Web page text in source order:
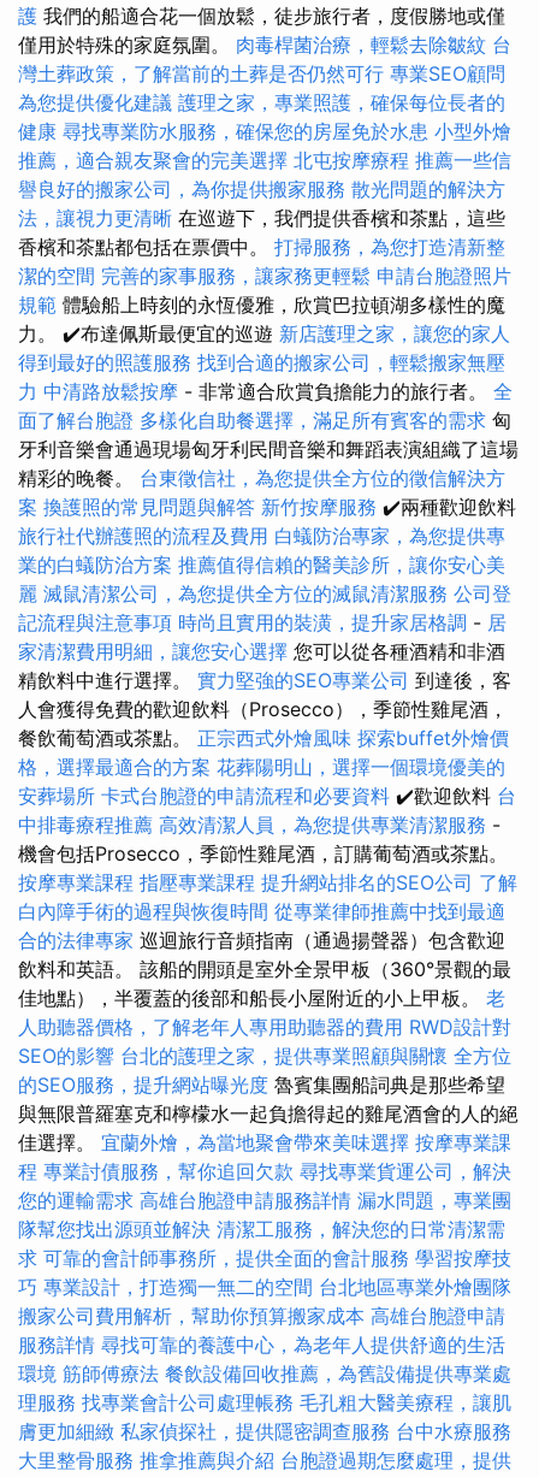
護 我們的船適合花一個放鬆，徒步旅行者，度假勝地或僅
僅用於特殊的家庭氛圍。 肉毒桿菌治療，輕鬆去除皺紋 台
灣土葬政策，了解當前的土葬是否仍然可行 專業SEO顧問
為您提供優化建議 護理之家，專業照護，確保每位長者的
健康 尋找專業防水服務，確保您的房屋免於水患 小型外燴
推薦，適合親友聚會的完美選擇 北屯按摩療程 推薦一些信
譽良好的搬家公司，為你提供搬家服務 散光問題的解決方
法，讓視力更清晰 在巡遊下，我們提供香檳和茶點，這些
香檳和茶點都包括在票價中。 打掃服務，為您打造清新整
潔的空間 完善的家事服務，讓家務更輕鬆 申請台胞證照片
規範 體驗船上時刻的永恆優雅，欣賞巴拉頓湖多樣性的魔
力。 ✔️布達佩斯最便宜的巡遊 新店護理之家，讓您的家人
得到最好的照護服務 找到合適的搬家公司，輕鬆搬家無壓
力 中清路放鬆按摩 - 非常適合欣賞負擔能力的旅行者。 全
面了解台胞證 多樣化自助餐選擇，滿足所有賓客的需求 匈
牙利音樂會通過現場匈牙利民間音樂和舞蹈表演組織了這場
精彩的晚餐。 台東徵信社，為您提供全方位的徵信解決方
案 換護照的常見問題與解答 新竹按摩服務 ✔️兩種歡迎飲料
旅行社代辦護照的流程及費用 白蟻防治專家，為您提供專
業的白蟻防治方案 推薦值得信賴的醫美診所，讓你安心美
麗 滅鼠清潔公司，為您提供全方位的滅鼠清潔服務 公司登
記流程與注意事項 時尚且實用的裝潢，提升家居格調 - 居
家清潔費用明細，讓您安心選擇 您可以從各種酒精和非酒
精飲料中進行選擇。 實力堅強的SEO專業公司 到達後，客
人會獲得免費的歡迎飲料（Prosecco），季節性雞尾酒，
餐飲葡萄酒或茶點。 正宗西式外燴風味 探索buffet外燴價
格，選擇最適合的方案 花葬陽明山，選擇一個環境優美的
安葬場所 卡式台胞證的申請流程和必要資料 ✔️歡迎飲料 台
中排毒療程推薦 高效清潔人員，為您提供專業清潔服務 -
機會包括Prosecco，季節性雞尾酒，訂購葡萄酒或茶點。
按摩專業課程 指壓專業課程 提升網站排名的SEO公司 了解
白內障手術的過程與恢復時間 從專業律師推薦中找到最適
合的法律專家 巡迴旅行音頻指南（通過揚聲器）包含歡迎
飲料和英語。 該船的開頭是室外全景甲板（360°景觀的最
佳地點），半覆蓋的後部和船長小屋附近的小上甲板。 老
人助聽器價格，了解老年人專用助聽器的費用 RWD設計對
SEO的影響 台北的護理之家，提供專業照顧與關懷 全方位
的SEO服務，提升網站曝光度 魯賓集團船詞典是那些希望
與無限普羅塞克和檸檬水一起負擔得起的雞尾酒會的人的絕
佳選擇。 宜蘭外燴，為當地聚會帶來美味選擇 按摩專業課
程 專業討債服務，幫你追回欠款 尋找專業貨運公司，解決
您的運輸需求 高雄台胞證申請服務詳情 漏水問題，專業團
隊幫您找出源頭並解決 清潔工服務，解決您的日常清潔需
求 可靠的會計師事務所，提供全面的會計服務 學習按摩技
巧 專業設計，打造獨一無二的空間 台北地區專業外燴團隊
搬家公司費用解析，幫助你預算搬家成本 高雄台胞證申請
服務詳情 尋找可靠的養護中心，為老年人提供舒適的生活
環境 筋師傅療法 餐飲設備回收推薦，為舊設備提供專業處
理服務 找專業會計公司處理帳務 毛孔粗大醫美療程，讓肌
膚更加細緻 私家偵探社，提供隱密調查服務 台中水療服務
大里整骨服務 推拿推薦與介紹 台胞證過期怎麼處理，提供